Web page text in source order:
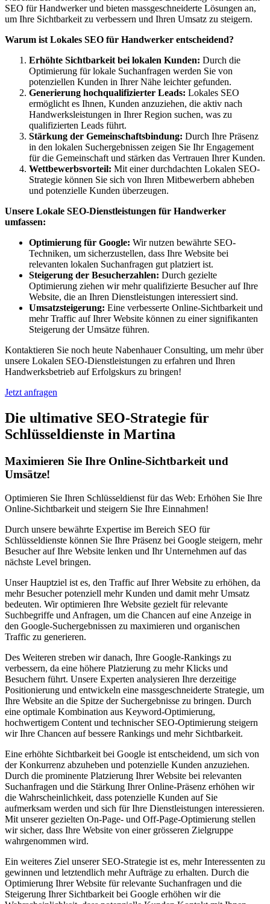
SEO für Handwerker und bieten massgeschneiderte Lösungen an,
um Ihre Sichtbarkeit zu verbessern und Ihren Umsatz zu steigern.
Warum ist Lokales SEO für Handwerker entscheidend?
Erhöhte Sichtbarkeit bei lokalen Kunden: Durch die
Optimierung für lokale Suchanfragen werden Sie von
potenziellen Kunden in Ihrer Nähe leichter gefunden.
Generierung hochqualifizierter Leads: Lokales SEO
ermöglicht es Ihnen, Kunden anzuziehen, die aktiv nach
Handwerksleistungen in Ihrer Region suchen, was zu
qualifizierten Leads führt.
Stärkung der Gemeinschaftsbindung: Durch Ihre Präsenz
in den lokalen Suchergebnissen zeigen Sie Ihr Engagement
für die Gemeinschaft und stärken das Vertrauen Ihrer Kunden.
Wettbewerbsvorteil: Mit einer durchdachten Lokalen SEO-
Strategie können Sie sich von Ihren Mitbewerbern abheben
und potenzielle Kunden überzeugen.
Unsere Lokale SEO-Dienstleistungen für Handwerker
umfassen:
Optimierung für Google: Wir nutzen bewährte SEO-
Techniken, um sicherzustellen, dass Ihre Website bei
relevanten lokalen Suchanfragen gut platziert ist.
Steigerung der Besucherzahlen: Durch gezielte
Optimierung ziehen wir mehr qualifizierte Besucher auf Ihre
Website, die an Ihren Dienstleistungen interessiert sind.
Umsatzsteigerung: Eine verbesserte Online-Sichtbarkeit und
mehr Traffic auf Ihrer Website können zu einer signifikanten
Steigerung der Umsätze führen.
Kontaktieren Sie noch heute Nabenhauer Consulting, um mehr über
unsere Lokalen SEO-Dienstleistungen zu erfahren und Ihren
Handwerksbetrieb auf Erfolgskurs zu bringen!
Jetzt anfragen
Die ultimative SEO-Strategie für
Schlüsseldienste in Martina
Maximieren Sie Ihre Online-Sichtbarkeit und
Umsätze!
Optimieren Sie Ihren Schlüsseldienst für das Web: Erhöhen Sie Ihre
Online-Sichtbarkeit und steigern Sie Ihre Einnahmen!
Durch unsere bewährte Expertise im Bereich SEO für
Schlüsseldienste können Sie Ihre Präsenz bei Google steigern, mehr
Besucher auf Ihre Website lenken und Ihr Unternehmen auf das
nächste Level bringen.
Unser Hauptziel ist es, den Traffic auf Ihrer Website zu erhöhen, da
mehr Besucher potenziell mehr Kunden und damit mehr Umsatz
bedeuten. Wir optimieren Ihre Website gezielt für relevante
Suchbegriffe und Anfragen, um die Chancen auf eine Anzeige in
den Google-Suchergebnissen zu maximieren und organischen
Traffic zu generieren.
Des Weiteren streben wir danach, Ihre Google-Rankings zu
verbessern, da eine höhere Platzierung zu mehr Klicks und
Besuchern führt. Unsere Experten analysieren Ihre derzeitige
Positionierung und entwickeln eine massgeschneiderte Strategie, um
Ihre Website an die Spitze der Suchergebnisse zu bringen. Durch
eine optimale Kombination aus Keyword-Optimierung,
hochwertigem Content und technischer SEO-Optimierung steigern
wir Ihre Chancen auf bessere Rankings und mehr Sichtbarkeit.
Eine erhöhte Sichtbarkeit bei Google ist entscheidend, um sich von
der Konkurrenz abzuheben und potenzielle Kunden anzuziehen.
Durch die prominente Platzierung Ihrer Website bei relevanten
Suchanfragen und die Stärkung Ihrer Online-Präsenz erhöhen wir
die Wahrscheinlichkeit, dass potenzielle Kunden auf Sie
aufmerksam werden und sich für Ihre Dienstleistungen interessieren.
Mit unserer gezielten On-Page- und Off-Page-Optimierung stellen
wir sicher, dass Ihre Website von einer grösseren Zielgruppe
wahrgenommen wird.
Ein weiteres Ziel unserer SEO-Strategie ist es, mehr Interessenten zu
gewinnen und letztendlich mehr Aufträge zu erhalten. Durch die
Optimierung Ihrer Website für relevante Suchanfragen und die
Steigerung Ihrer Sichtbarkeit bei Google erhöhen wir die